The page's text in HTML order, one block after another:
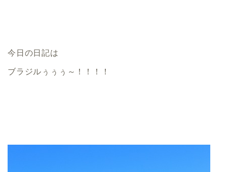
今日の日記は
ブラジルぅぅぅ～！！！！